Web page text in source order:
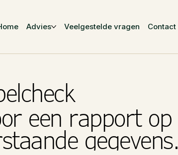
Advies Veelgestelde vragen Contact
een rapport op
gegevens.